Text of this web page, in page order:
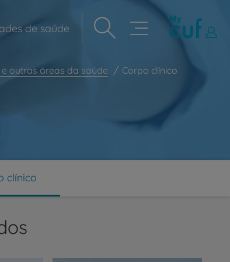
Navegação
de saúde
outras áreas da saúde Corpo clínico
clínico